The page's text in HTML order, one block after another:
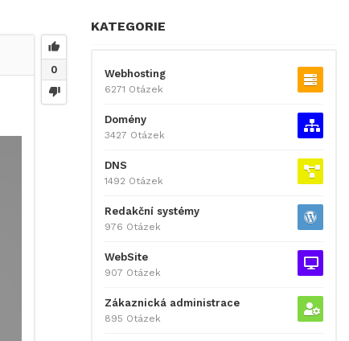
0
KATEGORIE
Webhosting
6271 Otázek
Domény
3427 Otázek
DNS
1492 Otázek
Redakční systémy
976 Otázek
WebSite
907 Otázek
Zákaznická administrace
895 Otázek